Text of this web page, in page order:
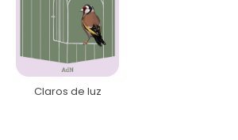
Claros de luz